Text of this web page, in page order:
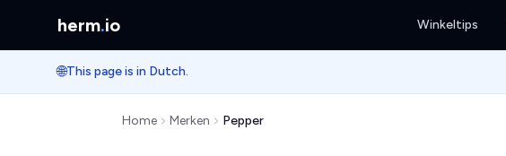
herm.io Winkeltips
🌐This page is in Dutch.
Home Merken Pepper